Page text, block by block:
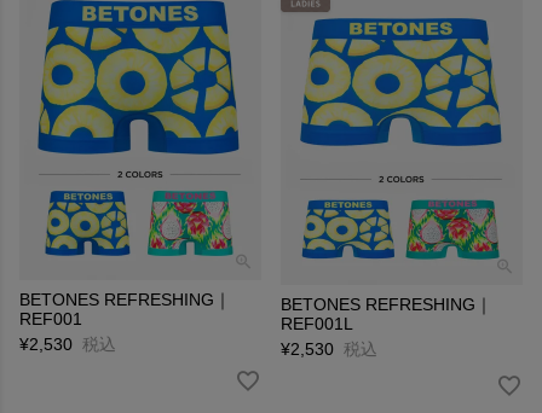
BETONES REFRESHING｜
REF001
¥2,530 税込
BETONES REFRESHING｜
REF001L
¥2,530 税込